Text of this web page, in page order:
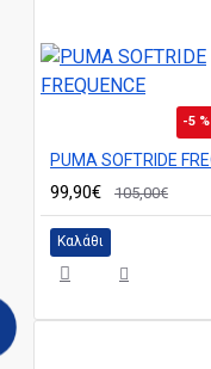
-5 %
99,90€ 105,00€
Καλάθι